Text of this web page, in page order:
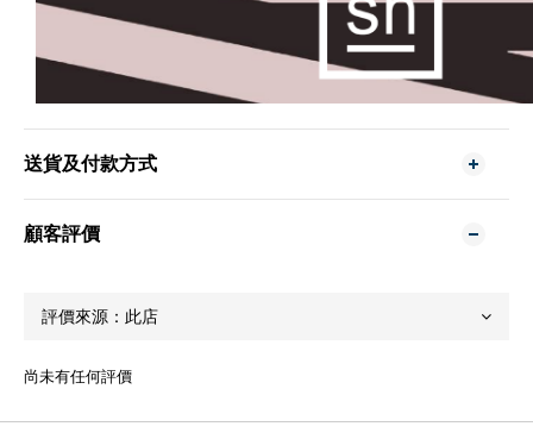
送貨及付款方式
顧客評價
尚未有任何評價